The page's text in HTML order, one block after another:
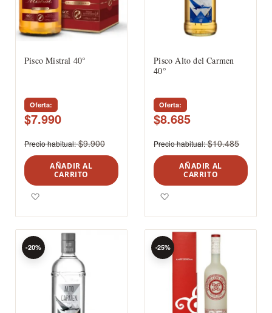
Pisco Mistral 40°
Oferta
$7.990
Precio habitual $9.900
AÑADIR AL
CARRITO
Pisco Alto del Carmen
40°
Oferta
$8.685
Precio habitual $10.485
AÑADIR AL
CARRITO
-20% -25%